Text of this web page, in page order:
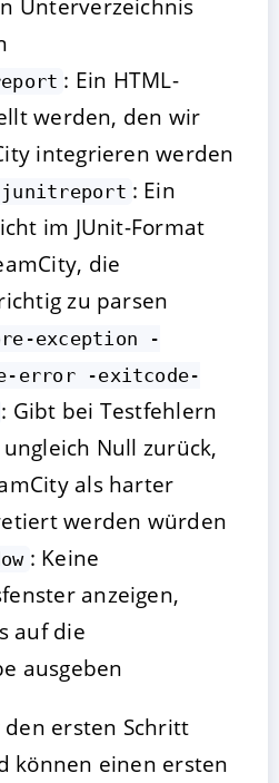
: Ein HTML-
werden, den wir
integrieren werden
: Ein
im JUnit-Format
die
zu parsen
exception -
error -exitcode-
: Gibt bei Testfehlern
Null zurück,
als harter
werden würden
: Keine
anzeigen,
auf die
ausgeben
ersten Schritt
können einen ersten